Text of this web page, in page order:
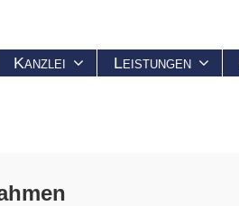
Kanzlei Leistungen